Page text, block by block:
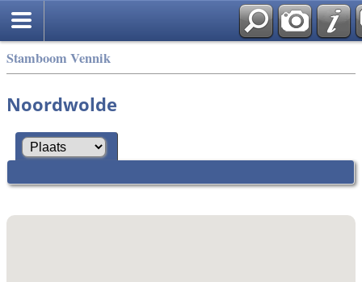
Stamboom Vennik
Noordwolde